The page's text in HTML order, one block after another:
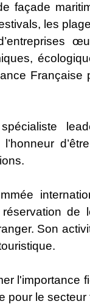
façade
les
spécialiste
de
Son
l'importance
pour le